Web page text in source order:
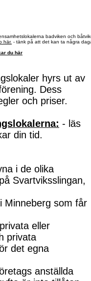
badviken och
här. - tänk på att det kan ta några
du här
hyrs ut av
Dess
och priser.
- läs
din tid.
i de olika
Svartviksslingan,
Minneberg som får
eller
privata
det egna
anställda